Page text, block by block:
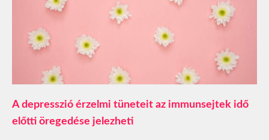
A depresszió érzelmi tüneteit az immunsejtek idő
előtti öregedése jelezheti